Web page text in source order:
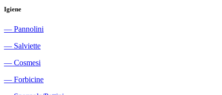
Igiene
― Pannolini
― Salviette
― Cosmesi
― Forbicine